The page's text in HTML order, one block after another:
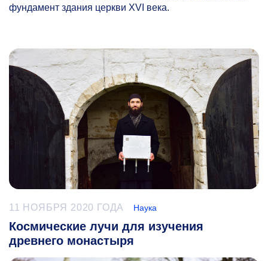
фундамент здания церкви XVI века.
11 НОЯБРЯ 2020 ГОДА Наука
Космические лучи для изучения
древнего монастыря